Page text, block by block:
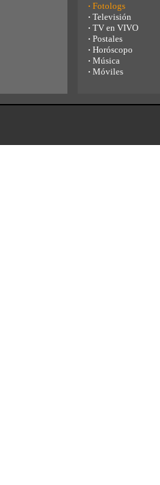
· Fotologs
· Televisión
· TV en VIVO
· Postales
· Horóscopo
· Música
· Móviles